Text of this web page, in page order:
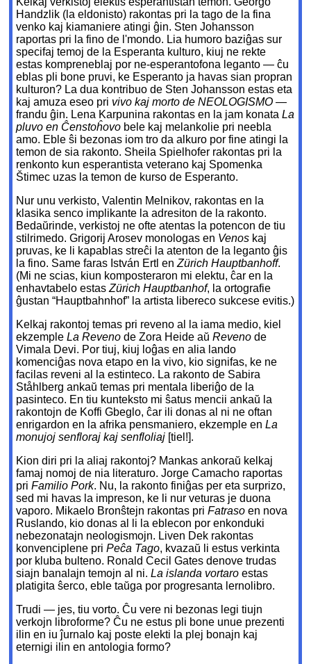
Handzlik (la eldonisto) rakontas pri la tago de la fina
venko kaj kiamaniere atingi ĝin. Sten Johansson
raportas pri la fino de l'mondo. Lia humoro baziĝas sur
specifaj temoj de la Esperanta kulturo, kiuj ne rekte
estas kompreneblaj por ne-esperantofona leganto — ĉu
eblas pli bone pruvi, ke Esperanto ja havas sian propran
kulturon? La dua kontribuo de Sten Johansson estas eta
kaj amuza eseo pri vivo kaj morto de NEOLOGISMO —
frandu ĝin. Lena Karpunina rakontas en la jam konataLa
pluvo en Ĉenstoĥovo bele kaj melankolie pri neebla
amo. Eble ŝi bezonas iom tro da alkuro por fine atingi la
temon de sia rakonto. Sheila Spielhofer rakontas pri la
renkonto kun esperantista veterano kaj Spomenka
Štimec uzas la temon de kurso de Esperanto.
Nur unu verkisto, Valentin Melnikov, rakontas en la
klasika senco implikante la adresiton de la rakonto.
Bedaŭrinde, verkistoj ne ofte atentas la potencon de tiu
stilrimedo. Grigorij Arosev monologas en Venos kaj
pruvas, ke li kapablas streĉi la atenton de la leganto ĝis
la fino. Same faras István Ertl enZürich Hauptbanhoff.
(Mi ne scias, kiun komposteraron mi elektu, ĉar en la
enhavtabelo estasZürich Hauptbanhof, la ortografie
ĝustan “Hauptbahnhof” la artista libereco sukcese evitis.)
Kelkaj rakontoj temas pri reveno al la iama medio, kiel
ekzempleLa Reveno de Zora Heide aŭReveno de
Vimala Devi. Por tiuj, kiuj loĝas en alia lando
komenciĝas nova etapo en la vivo, kio signifas, ke ne
facilas reveni al la estinteco. La rakonto de Sabira
Ståhlberg ankaŭ temas pri mentala liberiĝo de la
pasinteco. En tiu kunteksto mi ŝatus mencii ankaŭ la
rakontojn de Koffi Gbeglo, ĉar ili donas al ni ne oftan
enrigardon en la afrika pensmaniero, ekzemple enLa
monujoj senfloraj kaj senfloliaj [tiel!].
Kion diri pri la aliaj rakontoj? Mankas ankoraŭ kelkaj
famaj nomoj de nia literaturo. Jorge Camacho raportas
priFamilio Pork. Nu, la rakonto finiĝas per eta surprizo,
sed mi havas la impreson, ke li nur veturas je duona
vaporo. Mikaelo Bronŝtejn rakontas priFatraso en nova
Ruslando, kio donas al li la eblecon por enkonduki
nebezonatajn neologismojn. Liven Dek rakontas
konvenciplene priPeĉa Tago, kvazaŭ li estus verkinta
por kluba bulteno. Ronald Cecil Gates denove trudas
siajn banalajn temojn al ni.La islanda vortaro estas
platigita ŝerco, eble taŭga por progresanta lernolibro.
Trudi — jes, tiu vorto. Ĉu vere ni bezonas legi tiujn
verkojn libroforme? Ĉu ne estus pli bone unue prezenti
ilin en iu ĵurnalo kaj poste elekti la plej bonajn kaj
eternigi ilin en antologia formo?